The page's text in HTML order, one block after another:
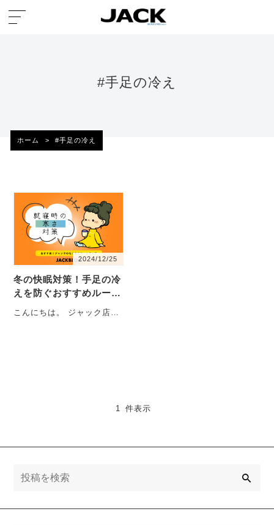
#手足の冷え
ホーム > #手足の冷え
2024/12/25
冬の快眠対策！手足の冷
えを防ぐおすすめルーム
こんにちは。 ジャック店長
1 件表示